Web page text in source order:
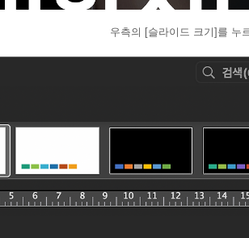
우측의 [슬라이드 크기]를 누